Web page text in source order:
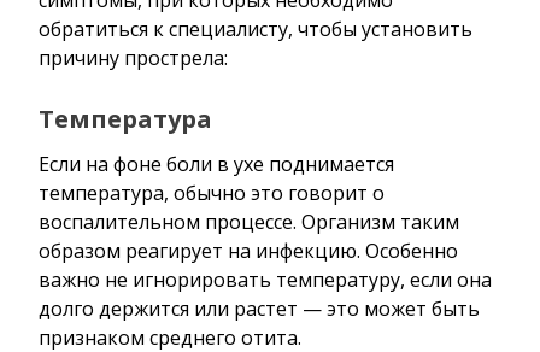
обратиться к специалисту, чтобы установить
причину прострела:
Температура
Если на фоне боли в ухе поднимается
температура, обычно это говорит о
воспалительном процессе. Организм таким
образом реагирует на инфекцию. Особенно
важно не игнорировать температуру, если она
долго держится или растет — это может быть
признаком среднего отита.